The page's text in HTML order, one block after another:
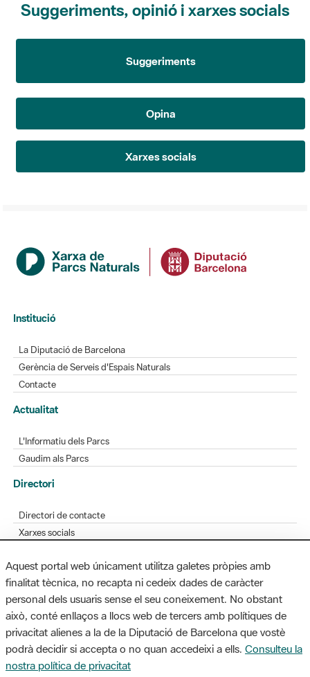
Suggeriments
Opina
Xarxes socials
Institució
Gerència de Serveis d'Espais Naturals
Actualitat
L'Informatiu dels Parcs
Gaudim als Parcs
Directori de contacte
Xarxes socials
Bústia de suggeriments
Opineu sobre els parcs
MAPA WEB AVÍS LEGAL ACCESSIBILITAT
Diputació de Barcelona. Edifici Llacuna, 1a planta. Badajoz, 49. 08005
Barcelona. Tel. 934 022 428 / xarxaparcs@diba.cat
Aquest portal web únicament utilitza galetes pròpies amb
finalitat tècnica, no recapta ni cedeix dades de caràcter
personal dels usuaris sense el seu coneixement. No obstant
això, conté enllaços a llocs web de tercers amb polítiques de
privacitat alienes a la de la Diputació de Barcelona que vostè
podrà decidir si accepta o no quan accedeixi a ells. Consulteu la
nostra política de privacitat